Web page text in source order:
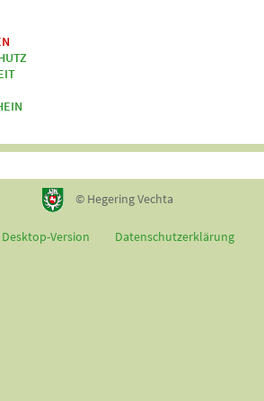
© Hegering Vechta
Version Datenschutzerklärung